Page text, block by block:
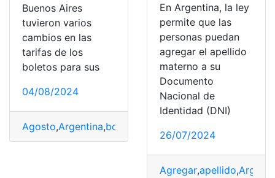
Buenos Aires
tuvieron varios
cambios en las
tarifas de los
boletos para sus
04/08/2024
Agosto,Argentina,boletos
En Argentina, la ley
permite que las
personas puedan
agregar el apellido
materno a su
Documento
Nacional de
Identidad (DNI)
26/07/2024
Agregar,apellido,